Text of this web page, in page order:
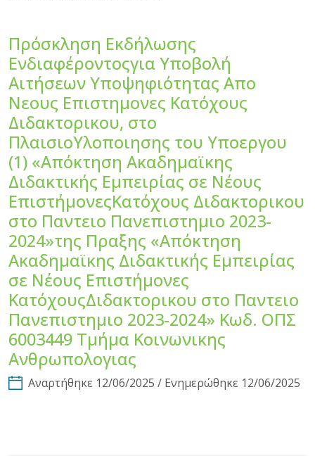
Πρόσκληση Εκδήλωσης
Ενδιαφέροντοςγια Υποβολή
Αιτήσεων Υποψηφιότητας Απο
Νεους Επιστημονες Κατόχους
Διδακτορικου, στο
ΠλαισιοΥλοποιησης του Υποεργου
(1) «Απόκτηση Ακαδημαϊκης
Διδακτικής Εμπειρίας σε Νέους
ΕπιστήμονεςΚατόχους Διδακτορικου
στο Παντειο Πανεπιστημιο 2023-
2024»της Πραξης «Απόκτηση
Ακαδημαϊκης Διδακτικής Εμπειρίας
σε Νέους Επιστήμονες
ΚατόχουςΔιδακτορικου στο Παντειο
Πανεπιστημιο 2023-2024» Κωδ. ΟΠΣ
6003449 Τμήμα Κοινωνικης
Ανθρωπολογιας
Αναρτήθηκε 12/06/2025 / Ενημερώθηκε 12/06/2025